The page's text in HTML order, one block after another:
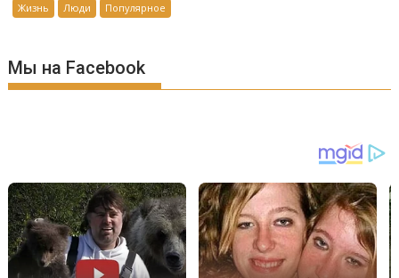
Жизнь Люди Популярное
Мы на Facebook